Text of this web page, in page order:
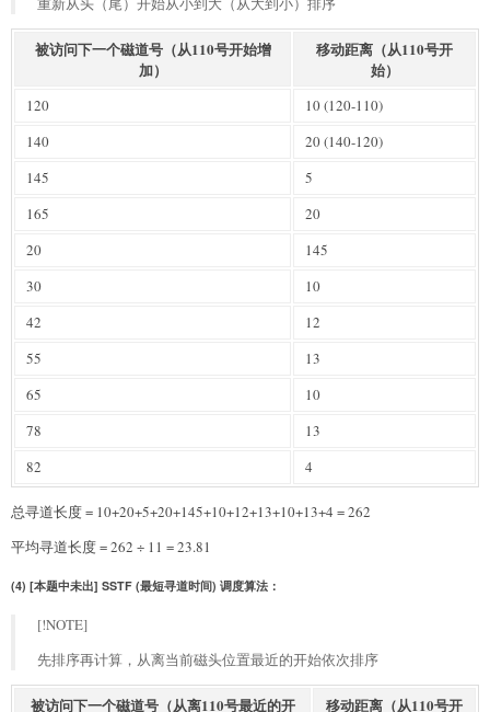
被访问下一个磁道号（从110号开始增
加）
移动距离（从110号开
始）
120
10 (120-110)
140
20 (140-120)
145
5
165
20
20
145
30
10
42
12
55
13
65
10
78
13
82
4
总寻道长度 = 10+20+5+20+145+10+12+13+10+13+4 = 262
平均寻道长度 = 262 ÷ 11 = 23.81
(4) [本题中未出] SSTF (最短寻道时间) 调度算法：
[!NOTE]
先排序再计算，从离当前磁头位置最近的开始依次排序
被访问下一个磁道号（从离110号最近的开
移动距离（从110号开